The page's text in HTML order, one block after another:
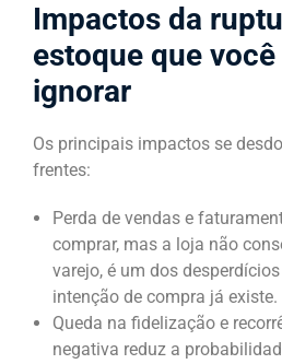
Impactos da
estoque que
ignorar
Os principais impactos se
frentes:
Perda de vendas e
comprar, mas a loja não
varejo, é um dos
intenção de compra já existe.
Queda na fidelização e
negativa reduz a